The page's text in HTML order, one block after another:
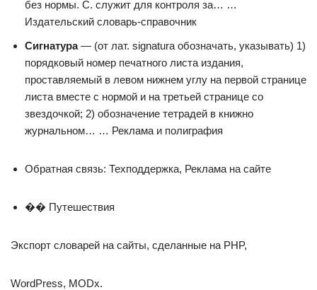
без нормы. С. служит для контроля за… …
Издательский словарь-справочник
Сигнатура— (от лат. signatura обозначать, указывать) 1)
порядковый номер печатного листа издания,
проставляемый в левом нижнем углу на первой странице
листа вместе с нормой и на третьей странице со
звездочкой; 2) обозначение тетрадей в книжно
журнальном… … Реклама и полиграфия
Обратная связь: Техподдержка, Реклама на сайте
�� Путешествия
Экспорт словарей на сайты, сделанные на PHP,
WordPress, MODx.